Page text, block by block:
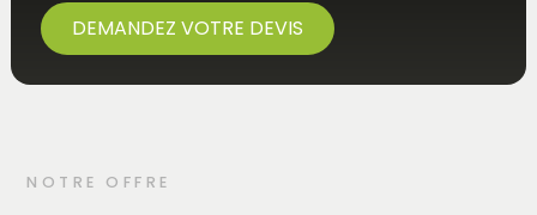
DEMANDEZ VOTRE DEVIS
NOTRE OFFRE